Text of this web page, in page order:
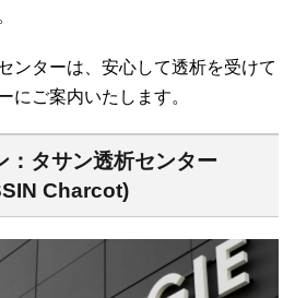
ンターは、安心して透析を受けて
にご案内いたします。
：タサン透析センター
Charcot)